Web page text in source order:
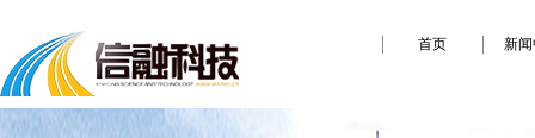
首页 新